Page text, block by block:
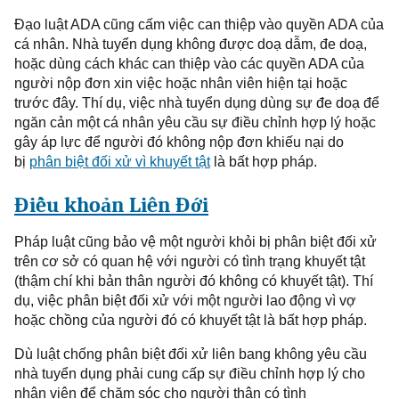
Đạo luật ADA cũng cấm việc can thiệp vào quyền ADA của
cá nhân. Nhà tuyển dụng không được doạ dẫm, đe doạ,
hoặc dùng cách khác can thiệp vào các quyền ADA của
người nộp đơn xin việc hoặc nhân viên hiện tại hoặc
trước đây. Thí dụ, việc nhà tuyển dụng dùng sự đe doạ để
ngăn cản một cá nhân yêu cầu sự điều chỉnh hợp lý hoặc
gây áp lực để người đó không nộp đơn khiếu nại do
bị phân biệt đối xử vì khuyết tậtlà bất hợp pháp.
Điều khoản Liên Đới
Pháp luật cũng bảo vệ một người khỏi bị phân biệt đối xử
trên cơ sở có quan hệ với người có tình trạng khuyết tật
(thậm chí khi bản thân người đó không có khuyết tật). Thí
dụ, việc phân biệt đối xử với một người lao động vì vợ
hoặc chồng của người đó có khuyết tật là bất hợp pháp.
Dù luật chống phân biệt đối xử liên bang không yêu cầu
nhà tuyển dụng phải cung cấp sự điều chỉnh hợp lý cho
nhân viên để chăm sóc cho người thân có tình